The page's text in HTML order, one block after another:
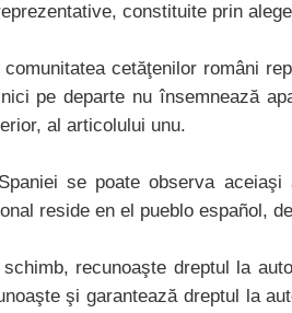
constituite prin
comunitatea cetăţenilor români
pe departe nu însemnează
al articolului unu.
se poate observa
reside en el pueblo español,
recunoaşte dreptul la
şi garantează dreptul la